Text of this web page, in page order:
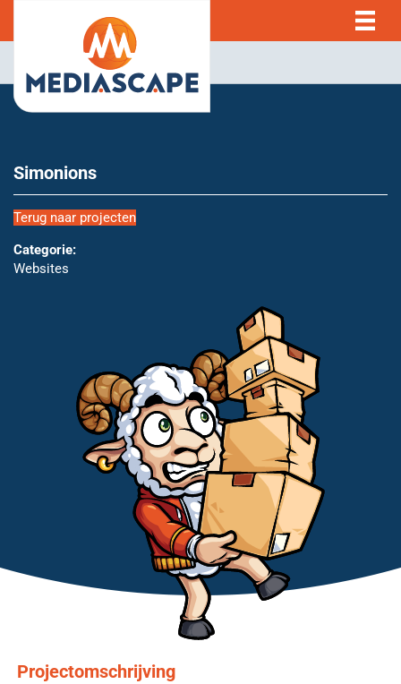
Simonions
Terug naar projecten
Categorie:
Websites
Projectomschrijving